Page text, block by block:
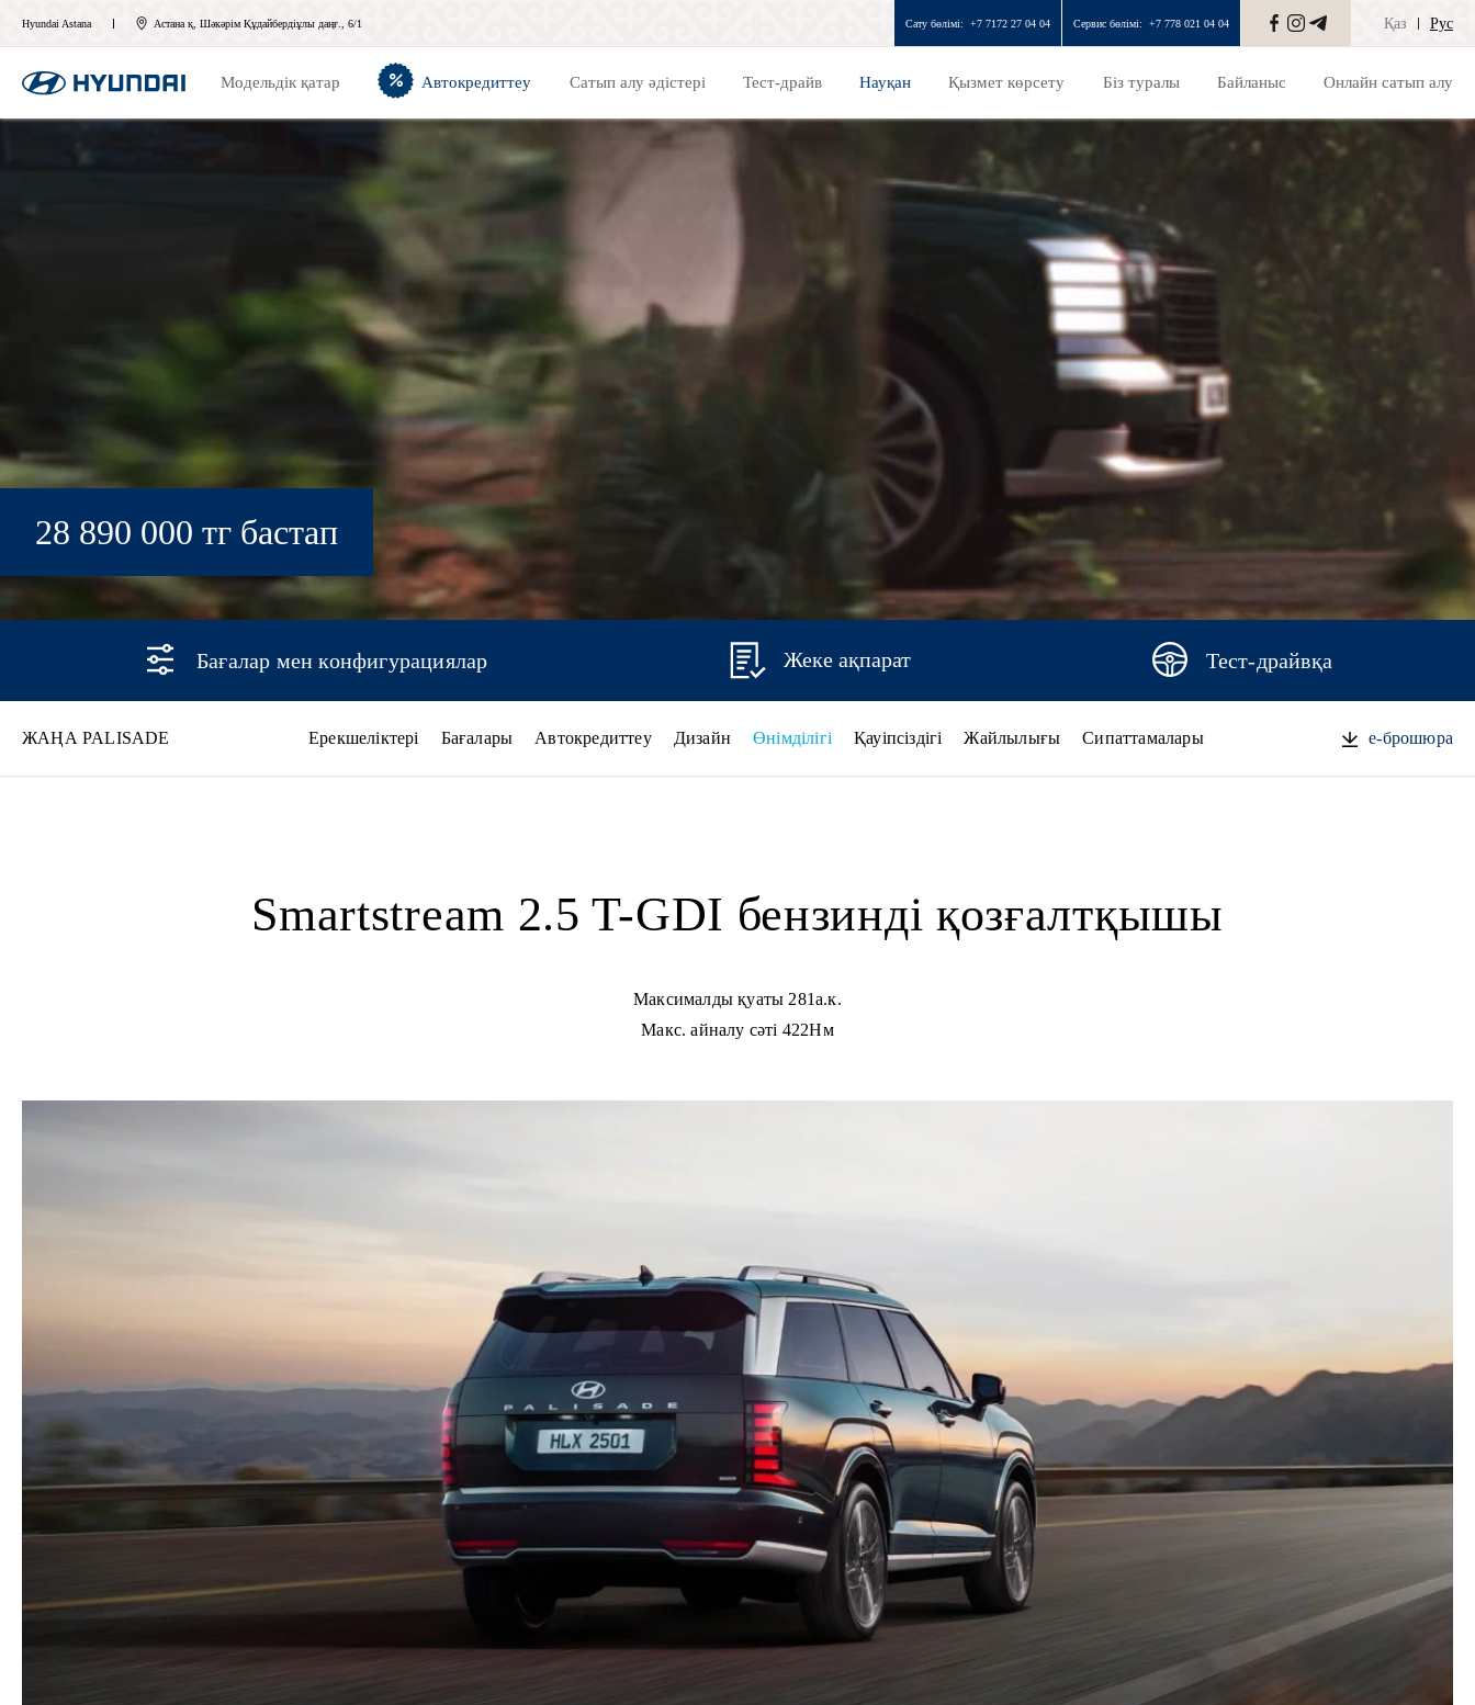
Hyundai Astana Астана қ, Шәкәрім Құдайбердіұлы даңғ., 6/1 Сату бөлімі: +7 7172 27 04 04 Сервис бөлімі: +7 778 021 04 04 Қаз Рус
Модельдік қатар Автокредиттеу Сатып алу әдістері Тест-драйв Науқан Қызмет көрсету Біз туралы Байланыс Онлайн сатып алу
Жаңа PALISADE
28 890 000 тг бастап
Бағалар мен конфигурациялар Жеке ақпарат Тест-драйвқа
ЖАҢА PALISADE Ерекшеліктері Бағалары Автокредиттеу Дизайн Өнімділігі Қауіпсіздігі Жайлылығы Сипаттамалары e-брошюра
Smartstream 2.5 T-GDI бензинді қозғалтқышы
Максималды қуаты 281а.к.
Макс. айналу сәті 422Нм